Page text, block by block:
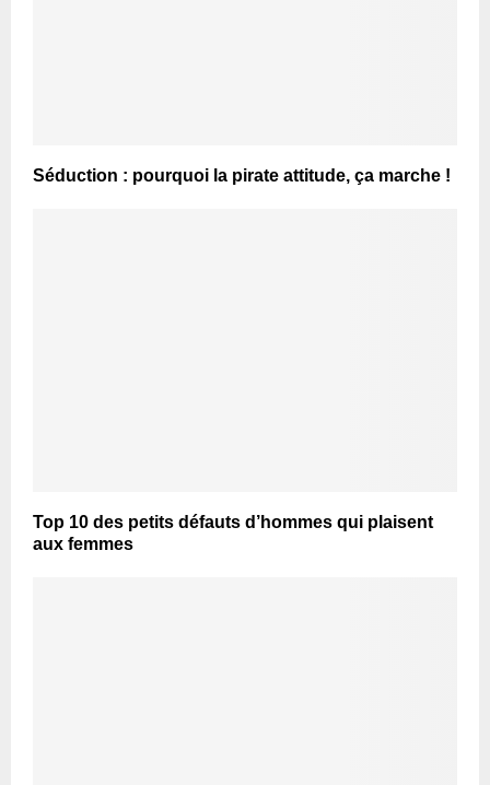
Séduction : pourquoi la pirate attitude, ça marche !
Top 10 des petits défauts d’hommes qui plaisent
aux femmes